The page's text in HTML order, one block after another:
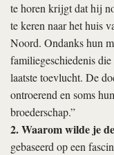
te horen krijgt dat hij
te keren naar het huis
Noord. Ondanks hun
familiegeschiedenis
laatste toevlucht. De
ontroerend en soms
broederschap.”
2. Waarom wilde je
gebaseerd op een